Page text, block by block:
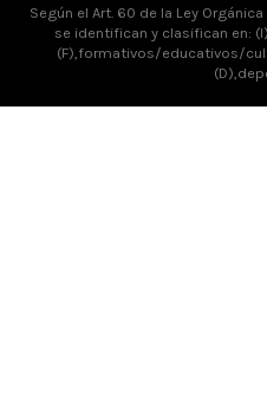
Según el Art. 60 de la Ley
se identifican y clasifican en:
(F),formativos/educativos/